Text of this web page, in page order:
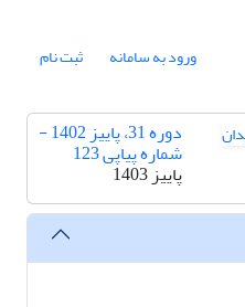
ورود به سامانه ثبت نام
دوره 31، پاییز 1402 -
شماره پیاپی 123
پاییز 1403